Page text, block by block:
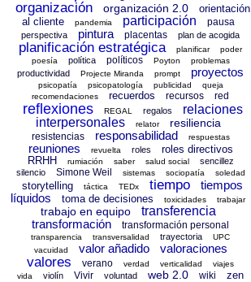
organización organización 2.0
orientación
al cliente
pandemia participación pausa
perspectiva pintura placentas plan de acogida
planificación estratégica planificar
poder
poesía
política políticos Poyton problemas
productividad Projecte Miranda prompt proyectos
psicopatía psicopatología publicidad
queja
recomendaciones
recuerdos recursos red
reflexiones REGAL regalos
relaciones
interpersonales
relator resiliencia
resistencias responsabilidad respuestas
reuniones revuelta roles
roles directivos
RRHH
rumiación saber salud social
sencillez
silencio
Simone Weil sistemas sociopatía soledad
storytelling táctica TEDx tiempo
tiempos
líquidos
toma de decisiones toxicidades trabajar
trabajo en equipo
transferencia
transformación
transformación personal
transparencia transversalidad trayectoria
UPC
vacuidad
valor añadido valoraciones
valores verano verdad verticalidad
viajes
vida
violín Vivir voluntad web 2.0 wiki zen